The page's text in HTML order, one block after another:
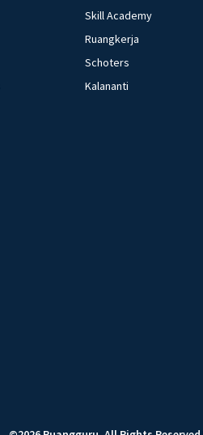
Skill Academy
Ruangkerja
Schoters
Kalananti